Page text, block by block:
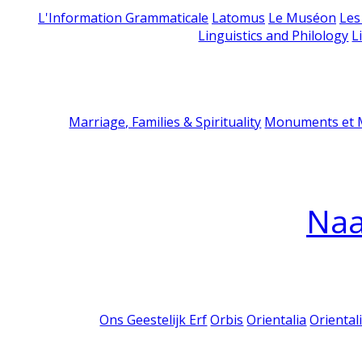
L'Information Grammaticale Latomus Le Muséon
Linguistics and Philology
Marriage, Families & Spirituality Monuments et
Ons Geestelijk Erf Orbis Orientalia